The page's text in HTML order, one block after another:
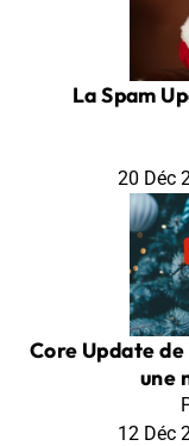
La Spam
20 Déc
Core Update
une
12 Déc